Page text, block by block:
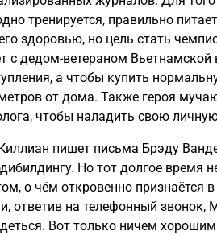
тренируется, правильно
здоровью, но цель стать
с дедом-ветераном
а чтобы купить
от дома. Также героя
чтобы наладить свою
пишет письма Брэду
Но тот долгое время
о чём откровенно признаётся
ответив на телефонный
Вот только ничем